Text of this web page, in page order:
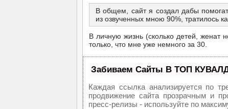
В общем, сайт я создал дабы
из озвученных мною 90%, тратилось
В личную жизнь (сколько детей, женат
только, что мне уже немного за 30.
Забиваем Сайты В ТОП
Каждая ссылка анализируется по
продвижение сайта прозрачным и
пресс-релизы - используйте по